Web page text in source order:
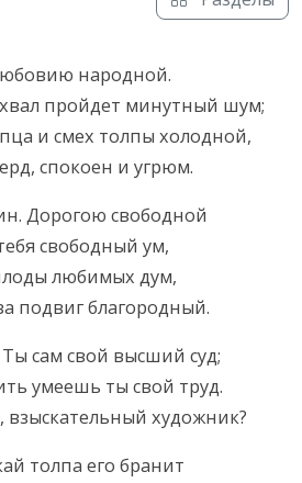
народной.
пройдет минутный шум;
и смех толпы холодной,
спокоен и угрюм.
Дорогою свободной
свободный ум,
любимых дум,
подвиг благородный.
сам свой высший суд;
умеешь ты свой труд.
художник?
толпа его бранит